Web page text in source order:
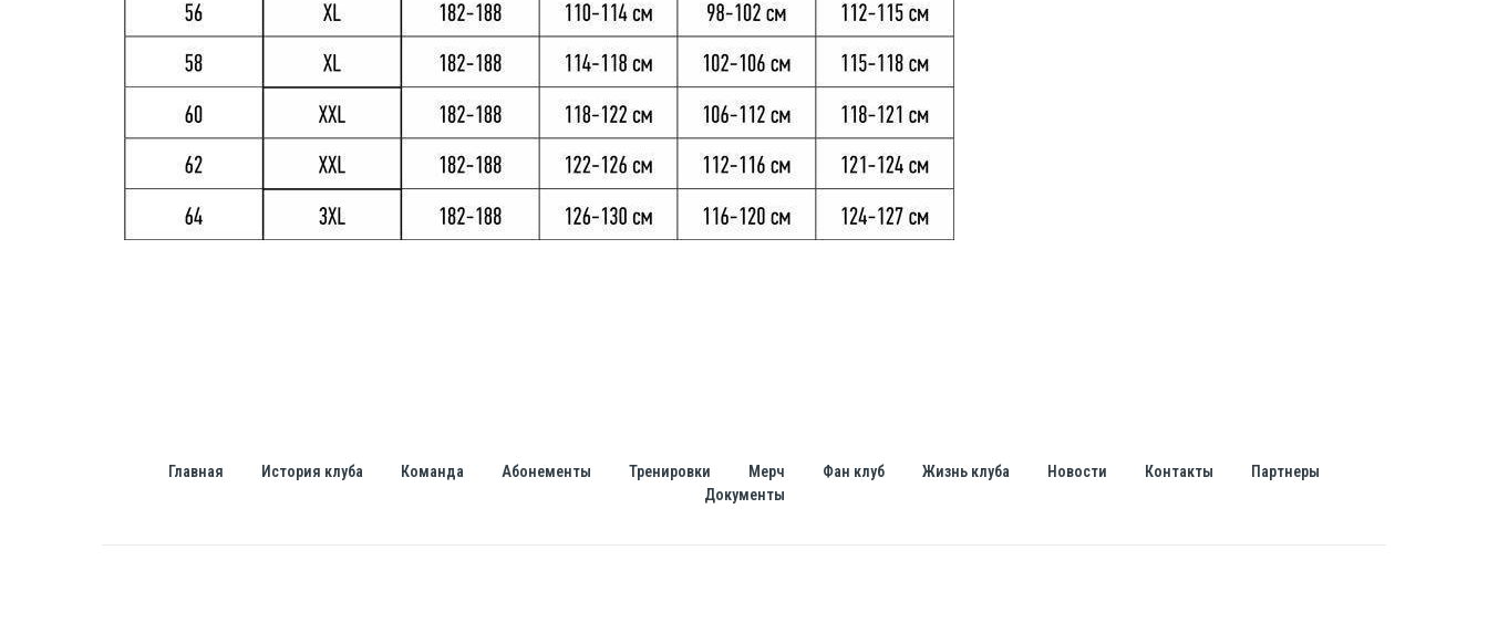
Главная История клуба Команда Абонементы Тренировки Мерч Фан клуб Жизнь клуба Новости Контакты
Партнеры
Документы